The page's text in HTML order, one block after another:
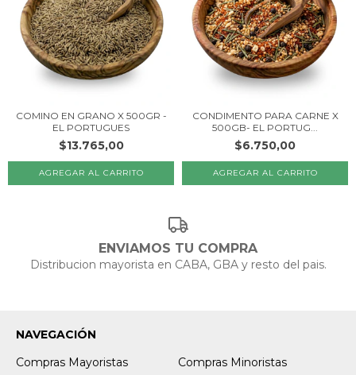
COMINO EN GRANO X 500GR -
EL PORTUGUES
$13.765,00
CONDIMENTO PARA CARNE X
500GB- EL PORTUG...
$6.750,00
ENVIAMOS TU COMPRA
Distribucion mayorista en CABA, GBA y resto del pais.
NAVEGACIÓN
Compras Mayoristas
Compras Minoristas